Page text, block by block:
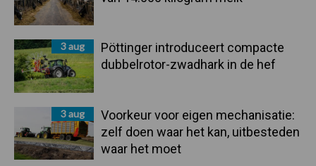
3 aug
Pöttinger introduceert compacte
dubbelrotor-zwadhark in de hef
3 aug
Voorkeur voor eigen mechanisatie:
zelf doen waar het kan, uitbesteden
waar het moet